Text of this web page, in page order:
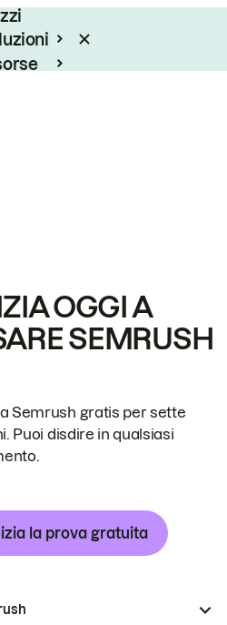
OGGI A
SEMRUSH
Semrush gratis per sette
Puoi disdire in qualsiasi
la prova gratuita